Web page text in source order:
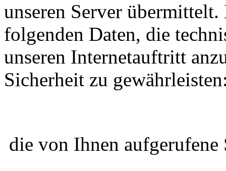
unseren Server
folgenden Daten, die
unseren Internetauftritt
Sicherheit zu
 die von Ihnen aufgerufene